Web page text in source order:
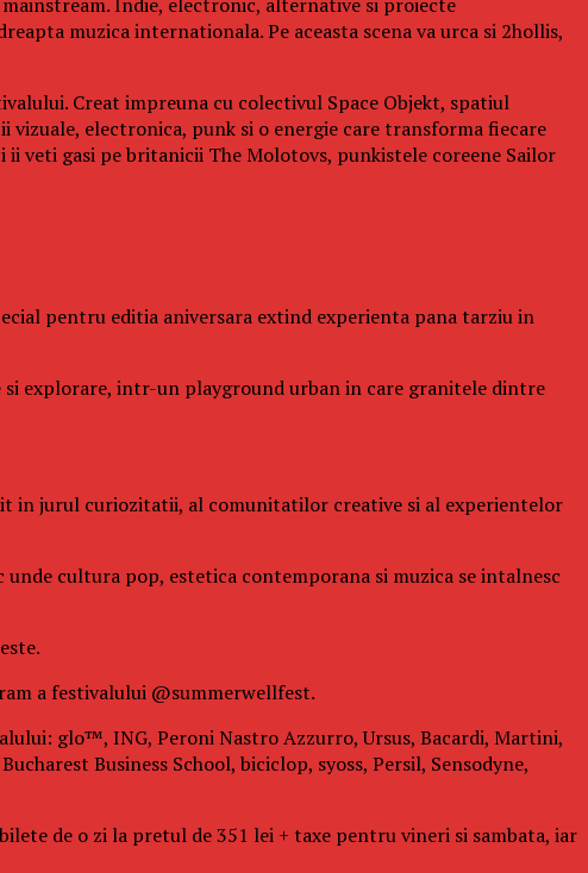
muzica internationala. Pe aceasta scena va urca si 2hollis,
Creat impreuna cu colectivul Space Objekt, spatiul
electronica, punk si o energie care transforma fiecare
veti gasi pe britanicii The Molotovs, punkistele coreene Sailor
pentru editia aniversara extind experienta pana tarziu in
explorare, intr-un playground urban in care granitele dintre
in jurul curiozitatii, al comunitatilor creative si al experientelor
cultura pop, estetica contemporana si muzica se intalnesc
a festivalului @summerwellfest.
glo™, ING, Peroni Nastro Azzurro, Ursus, Bacardi, Martini,
Business School, biciclop, syoss, Persil, Sensodyne,
de o zi la pretul de 351 lei + taxe pentru vineri si sambata, iar